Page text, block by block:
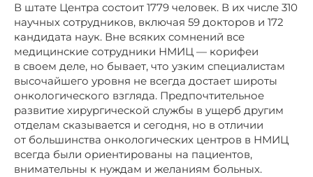
В штате Центра состоит 1779 человек. В их числе 310
научных сотрудников, включая 59 докторов и 172
кандидата наук. Вне всяких сомнений все
медицинские сотрудники НМИЦ — корифеи
в своем деле, но бывает, что узким специалистам
высочайшего уровня не всегда достает широты
онкологического взгляда. Предпочтительное
развитие хирургической службы в ущерб другим
отделам сказывается и сегодня, но в отличии
от большинства онкологических центров в НМИЦ
всегда были ориентированы на пациентов,
внимательны к нуждам и желаниям больных.